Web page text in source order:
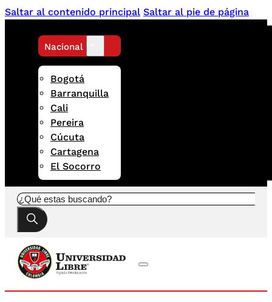
Saltar al contenido principal Saltar al pie de página
Nacional
Bogotá
Barranquilla
Cali
Pereira
Cúcuta
Cartagena
El Socorro
Buscar